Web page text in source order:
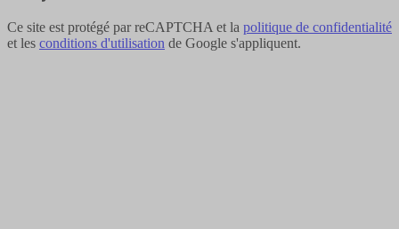
Ce site est protégé par reCAPTCHA et la politique de confidentialité
et les conditions d'utilisation de Google s'appliquent.